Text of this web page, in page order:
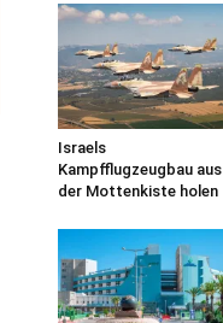
Israels
Kampfflugzeugbau aus
der Mottenkiste holen